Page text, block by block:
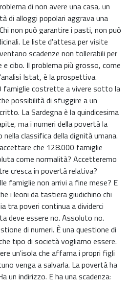
di non avere una casa, un
di alloggi popolari aggrava una
non può garantire i pasti, non può
Le liste d'attesa per visite
scadenze non tollerabili per
cibo. Il problema più grosso, come
Istat, è la prospettiva.
famiglie costrette a vivere sotto la
possibilità di sfuggire a un
La Sardegna è la quindicesima
ma i numeri della povertà la
nella classifica della dignità umana.
che 128.000 famiglie
come normalità? Accetteremo
cresca in povertà relativa?
famiglie non arrivi a fine mese? E
i leoni da tastiera giudichino chi
tra poveri continua a dividerci
deve essere no. Assoluto no.
di numeri. È una questione di
tipo di società vogliamo essere.
un'isola che affama i propri figli
venga a salvarla. La povertà ha
un indirizzo. E ha una scadenza: